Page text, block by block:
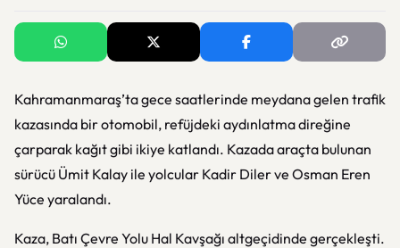
Kahramanmaraş’ta gece saatlerinde meydana gelen trafik
kazasında bir otomobil, refüjdeki aydınlatma direğine
çarparak kağıt gibi ikiye katlandı. Kazada araçta bulunan
sürücü Ümit Kalay ile yolcular Kadir Diler ve Osman Eren
Yüce yaralandı.
Kaza, Batı Çevre Yolu Hal Kavşağı altgeçidinde gerçekleşti.